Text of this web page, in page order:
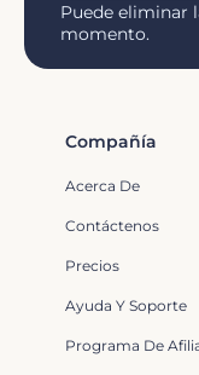
Puede eliminar
momento.
Compañía
Acerca De
Contáctenos
Precios
Ayuda Y Soporte
Programa De